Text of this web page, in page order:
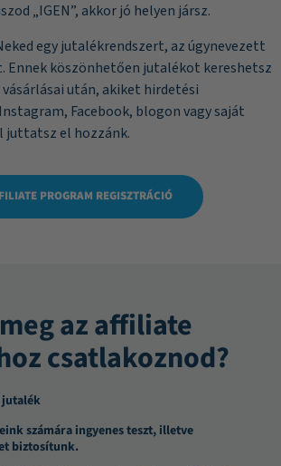
„IGEN”, akkor jó helyen jársz.
egy jutalékrendszert, az úgynevezett
Ennek köszönhetően jutalékot kereshetsz
után, akiket hirdetési
Facebook, blogon vagy saját
juttatsz el hozzánk.
PROGRAM REGISZTRÁCIÓ
az affiliate
csatlakoznod?
jutalék
számára ingyenes teszt, illetve
biztosítunk.